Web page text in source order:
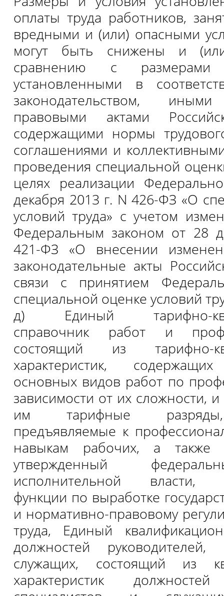
оплаты труда работников,
вредными и (или) опасными
могут быть снижены и
сравнению с
установленными в
законодательством,
правовыми актами
содержащими нормы
соглашениями и
проведения специальной
целях реализации
декабря 2013 г. N 426-ФЗ «О
условий труда» с учетом
Федеральным законом от 28
421-ФЗ «О внесении
законодательные акты
связи с принятием
специальной оценке условий
д) Единый тарифно-
справочник работ и
состоящий из тарифно-
характеристик, содержащих
основных видов работ по
зависимости от их сложности,
им тарифные разряды,
предъявляемые к
навыкам рабочих, а также
утвержденный
исполнительной власти,
функции по выработке
и нормативно-правовому
труда, Единый
должностей
служащих, состоящий из
характеристик должностей